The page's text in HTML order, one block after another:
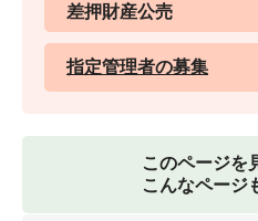
差押財産公売
指定管理者の募集
このページを
こんなページ